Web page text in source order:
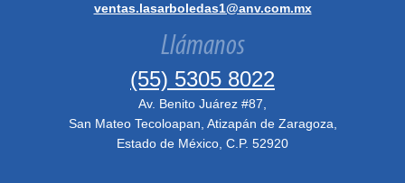
ventas.lasarboledas1@anv.com.mx
Llámanos
(55) 5305 8022
Av. Benito Juárez #87,
San Mateo Tecoloapan, Atizapán de Zaragoza,
Estado de México, C.P. 52920